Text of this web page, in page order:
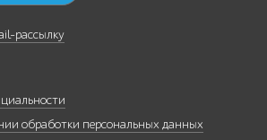
рассылку
обработки персональных данных